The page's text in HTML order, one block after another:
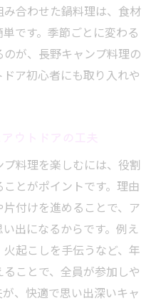
合わせた鍋料理は、食材
です。季節ごとに変わる
が、長野キャンプ料理の
ア初心者にも取り入れや
料理を楽しむには、役割
とがポイントです。理由
付けを進めることで、ア
出になるからです。例え
起こしを手伝うなど、年
ことで、全員が参加しや
、快適で思い出深いキャ